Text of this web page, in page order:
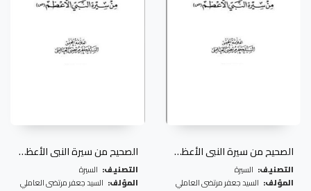
الصحيح من سيرة النبي الأعظم- ج3
التصنيف: السيرة
المؤلف: السيد جعفر مرتضى العاملي
الصحيح من سيرة النبي الأعظم- ج4
التصنيف: السيرة
المؤلف: السيد جعفر مرتضى العاملي